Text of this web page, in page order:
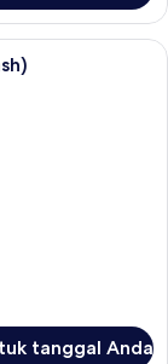
meja kerja, dan
tanggal Anda